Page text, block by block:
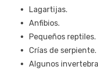
Lagartijas.
Anfibios.
Pequeños reptiles.
Crías de serpiente.
Algunos